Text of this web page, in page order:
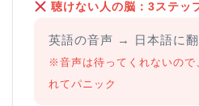
聴けない人の脳：3ステッ
英語の音声 → 日本語に
※音声は待ってくれないので
れてパニック